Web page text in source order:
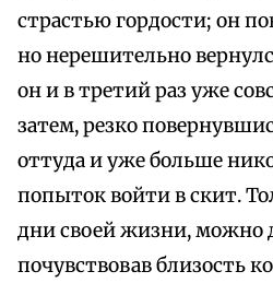
страстью гордости; он
но нерешительно
он и в третий раз уже
затем, резко
оттуда и уже больше
попыток войти в скит.
дни своей жизни, можно
почувствовав близость